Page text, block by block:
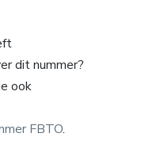
dit nummer?
ook
FBTO.